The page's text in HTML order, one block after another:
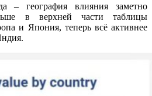
– география влияния заметно
в верхней части таблицы
и Япония, теперь всё активнее